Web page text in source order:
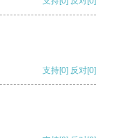
支持[0] 反对[0]